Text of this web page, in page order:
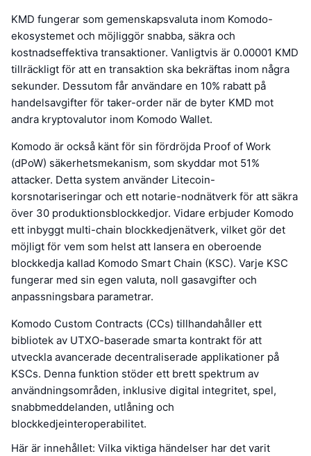
KMD fungerar som gemenskapsvaluta inom Komodo-
ekosystemet och möjliggör snabba, säkra och
kostnadseffektiva transaktioner. Vanligtvis är 0.00001 KMD
tillräckligt för att en transaktion ska bekräftas inom några
sekunder. Dessutom får användare en 10% rabatt på
handelsavgifter för taker-order när de byter KMD mot
andra kryptovalutor inom Komodo Wallet.
Komodo är också känt för sin fördröjda Proof of Work
(dPoW) säkerhetsmekanism, som skyddar mot 51%
attacker. Detta system använder Litecoin-
korsnotariseringar och ett notarie-nodnätverk för att säkra
över 30 produktionsblockkedjor. Vidare erbjuder Komodo
ett inbyggt multi-chain blockkedjenätverk, vilket gör det
möjligt för vem som helst att lansera en oberoende
blockkedja kallad Komodo Smart Chain (KSC). Varje KSC
fungerar med sin egen valuta, noll gasavgifter och
anpassningsbara parametrar.
Komodo Custom Contracts (CCs) tillhandahåller ett
bibliotek av UTXO-baserade smarta kontrakt för att
utveckla avancerade decentraliserade applikationer på
KSCs. Denna funktion stöder ett brett spektrum av
användningsområden, inklusive digital integritet, spel,
snabbmeddelanden, utlåning och
blockkedjeinteroperabilitet.
Här är innehållet: Vilka viktiga händelser har det varit